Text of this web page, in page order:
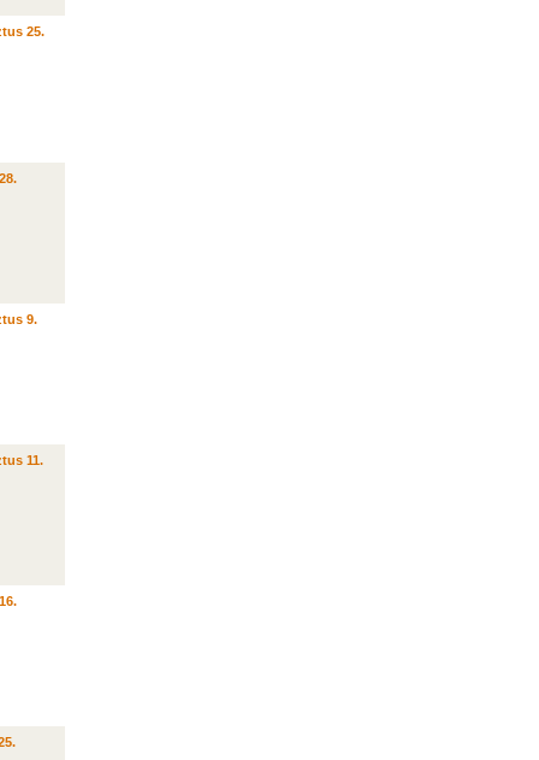
25.
9.
11.